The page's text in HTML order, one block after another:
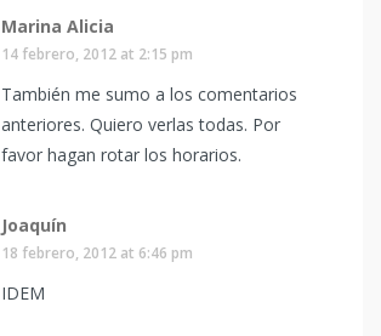
Marina Alicia
14 febrero, 2012 at 2:15 pm
También me sumo a los comentarios
anteriores. Quiero verlas todas. Por
favor hagan rotar los horarios.
Joaquín
18 febrero, 2012 at 6:46 pm
IDEM